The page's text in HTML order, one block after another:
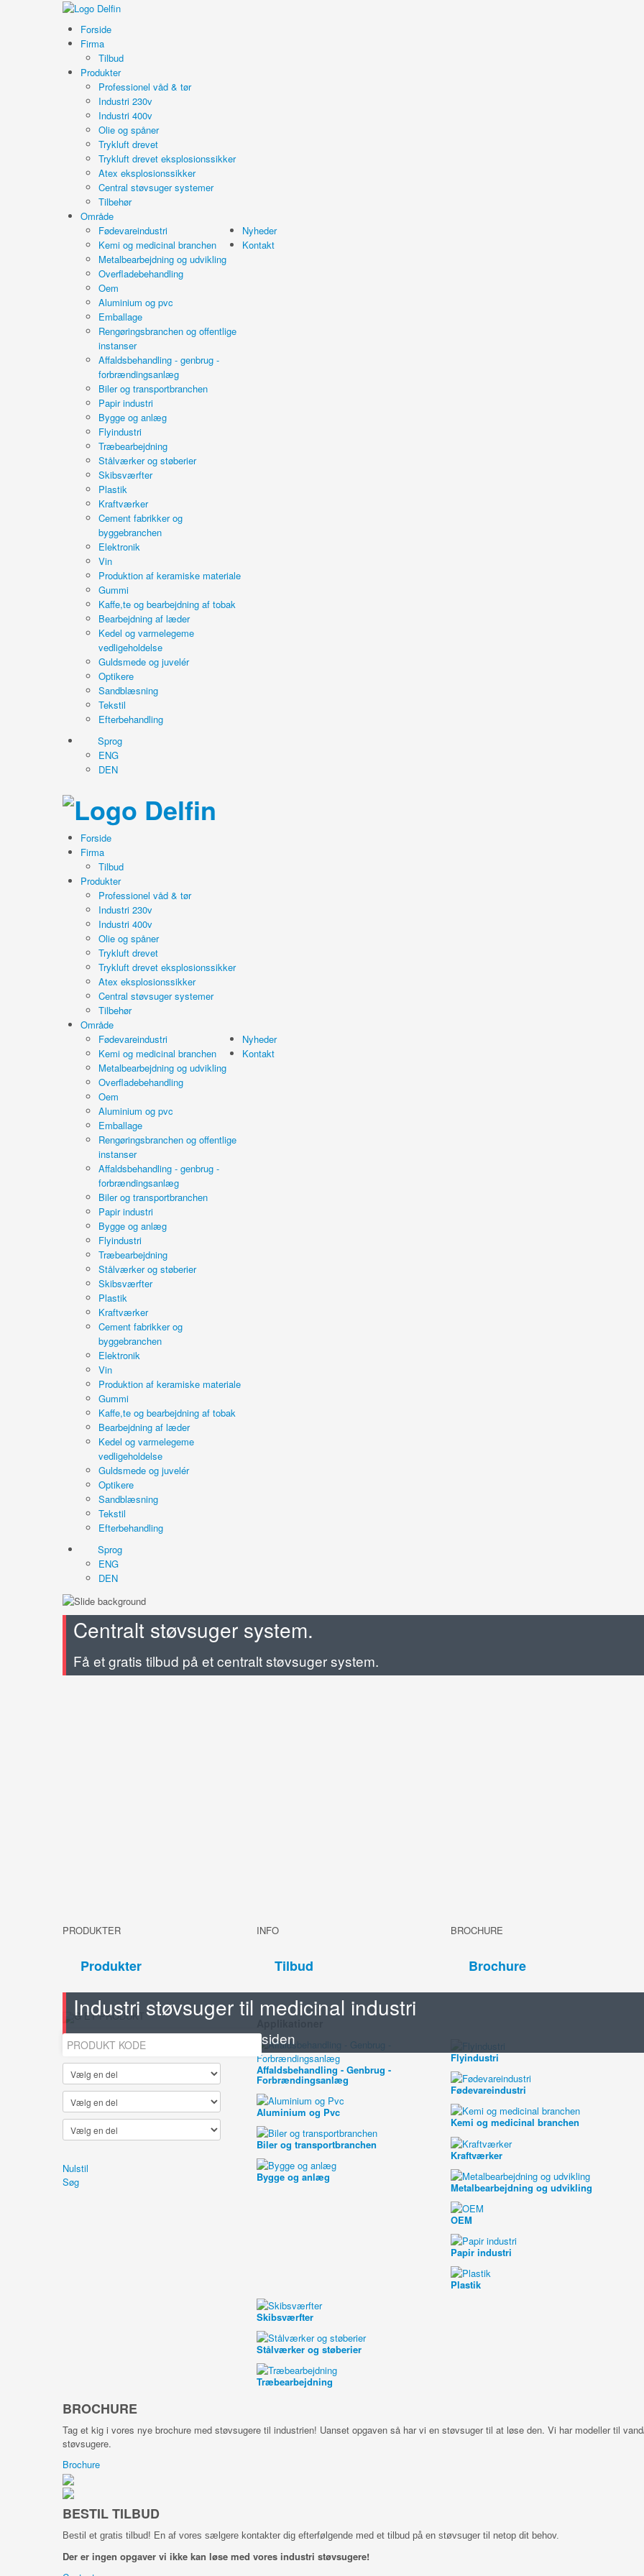
Forside
Firma
Tilbud
Produkter
Professionel våd & tør
Industri 230v
Industri 400v
Olie og spåner
Trykluft drevet
Trykluft drevet eksplosionssikker
Atex eksplosionssikker
Central støvsuger systemer
Tilbehør
Område
Fødevareindustri
Kemi og medicinal branchen
Metalbearbejdning og udvikling
Overfladebehandling
Oem
Aluminium og pvc
Emballage
Rengøringsbranchen og offentlige
instanser
Affaldsbehandling - genbrug -
forbrændingsanlæg
Biler og transportbranchen
Papir industri
Bygge og anlæg
Flyindustri
Træbearbejdning
Stålværker og støberier
Skibsværfter
Plastik
Kraftværker
Cement fabrikker og
byggebranchen
Elektronik
Vin
Produktion af keramiske materiale
Gummi
Kaffe,te og bearbejdning af tobak
Bearbejdning af læder
Kedel og varmelegeme
vedligeholdelse
Guldsmede og juvelér
Optikere
Sandblæsning
Tekstil
Efterbehandling
Nyheder
Kontakt
Sprog
ENG
DEN
Forside
Firma
Tilbud
Produkter
Professionel våd & tør
Industri 230v
Industri 400v
Olie og spåner
Trykluft drevet
Trykluft drevet eksplosionssikker
Atex eksplosionssikker
Central støvsuger systemer
Tilbehør
Område
Fødevareindustri
Kemi og medicinal branchen
Metalbearbejdning og udvikling
Overfladebehandling
Oem
Aluminium og pvc
Emballage
Rengøringsbranchen og offentlige
instanser
Affaldsbehandling - genbrug -
forbrændingsanlæg
Biler og transportbranchen
Papir industri
Bygge og anlæg
Flyindustri
Træbearbejdning
Stålværker og støberier
Skibsværfter
Plastik
Kraftværker
Cement fabrikker og
byggebranchen
Elektronik
Vin
Produktion af keramiske materiale
Gummi
Kaffe,te og bearbejdning af tobak
Bearbejdning af læder
Kedel og varmelegeme
vedligeholdelse
Guldsmede og juvelér
Optikere
Sandblæsning
Tekstil
Efterbehandling
Nyheder
Kontakt
Sprog
ENG
DEN
Centralt støvsuger system.
Få et gratis tilbud på et centralt støvsuger system.
Industri støvsuger til medicinal industri
Se alle modellerne på produkt siden
PRODUKTER
Produkter
INFO
Tilbud
BROCHURE
Brochure
SøG ET PRODUKT
Nulstil
Søg
Affaldsbehandling - Genbrug -
Forbrændingsanlæg
Aluminium og Pvc
Biler og transportbranchen
Bygge og anlæg
Flyindustri
Fødevareindustri
Kemi og medicinal branchen
Kraftværker
Metalbearbejdning og udvikling
OEM
Papir industri
Plastik
Skibsværfter
Stålværker og støberier
Træbearbejdning
BROCHURE
Tag et kig i vores nye brochure med støvsugere til industrien! Uanset opgaven så har vi en støvsuger til at løse den. Vi har modeller til
støvsugere.
Brochure
BESTIL TILBUD
Bestil et gratis tilbud! En af vores sælgere kontakter dig efterfølgende med et tilbud på en støvsuger til netop dit behov.
Der er ingen opgaver vi ikke kan løse med vores industri støvsugere!